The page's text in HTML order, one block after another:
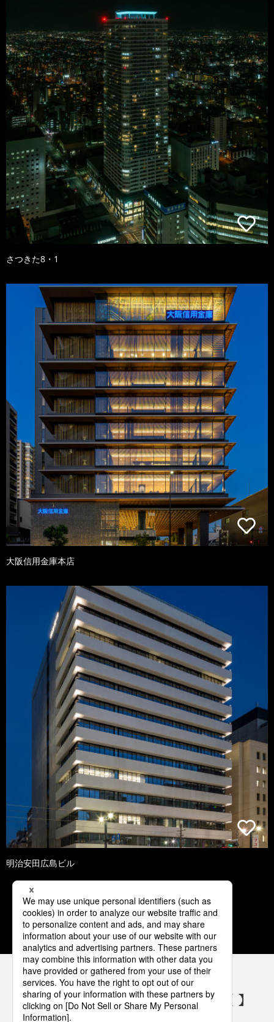
さつきた8・1
大阪信用金庫本店
明治安田広島ビル
1 2 3 4 5
パナソニックの電気設備 SNSアカウント